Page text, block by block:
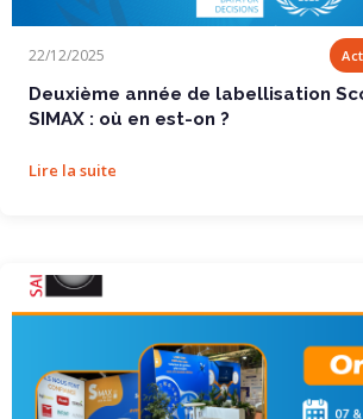
Deuxième année de labellisation ScoreFact® pour
22/12/2025
Deuxième année de labellisation
SIMAX : où en est-on ?
Lire la suite